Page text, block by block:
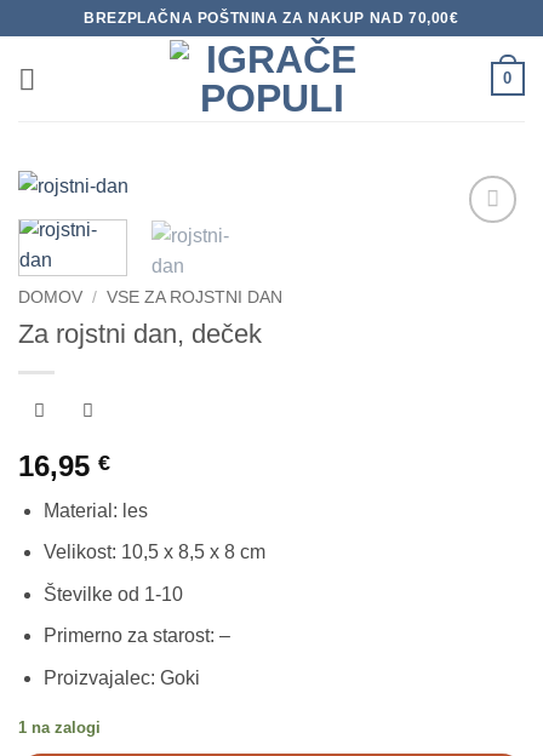
vsebino
BREZPLAČNA POŠTNINA ZA NAKUP NAD 70,00€
0
DOMOV / VSE ZA ROJSTNI DAN
Za rojstni dan, deček
16,95 €
Material: les
Velikost: 10,5 x 8,5 x 8 cm
Številke od 1-10
Primerno za starost: –
Proizvajalec: Goki
1 na zalogi